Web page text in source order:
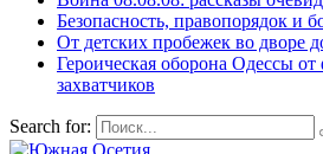
Безопасность, правопорядок и
От детских пробежек во дворе
Героическая оборона Одессы
захватчиков
Search for: